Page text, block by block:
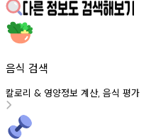
음식 검색
칼로리 & 영양정보 계산, 음식 평가